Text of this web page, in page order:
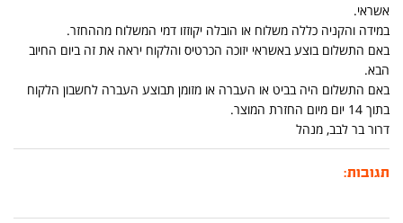
אשראי.
במידה והקניה כללה משלוח או הובלה יקוזזו דמי המשלוח מההחזר.
באם התשלום בוצע באשראי יזוכה הכרטיס והלקוח יראה את זה ביום החיוב
הבא.
באם התשלום היה בביט או העברה או מזומן תבוצע העברה לחשבון הלקוח
בתוך 14 יום מיום החזרת המוצר.
דרור בר לבב, מנהל
תגובות: